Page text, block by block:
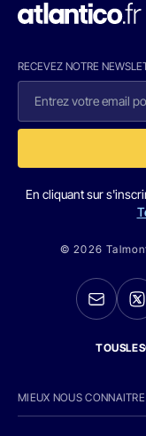
RECEVEZ NOTRE
En cliquant sur
© 2026
MIEUX NOUS CONNAITRE